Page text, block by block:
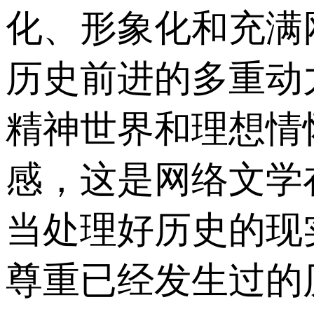
化、形象化和充
历史前进的多重
精神世界和理想
感，这是网络文
当处理好历史的
尊重已经发生过